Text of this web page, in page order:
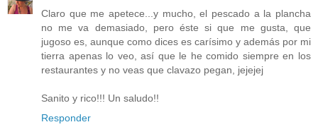
Claro que me apetece...y mucho, el pescado a la plancha
no me va demasiado, pero éste si que me gusta, que
jugoso es, aunque como dices es carísimo y además por mi
tierra apenas lo veo, así que le he comido siempre en los
restaurantes y no veas que clavazo pegan, jejejej
Sanito y rico!!! Un saludo!!
Responder